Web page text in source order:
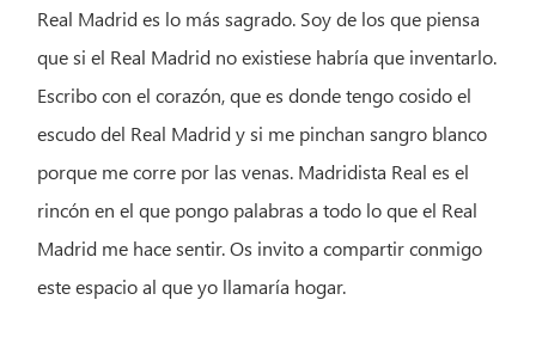
Real Madrid es lo más sagrado. Soy de los que piensa
que si el Real Madrid no existiese habría que inventarlo.
Escribo con el corazón, que es donde tengo cosido el
escudo del Real Madrid y si me pinchan sangro blanco
porque me corre por las venas. Madridista Real es el
rincón en el que pongo palabras a todo lo que el Real
Madrid me hace sentir. Os invito a compartir conmigo
este espacio al que yo llamaría hogar.